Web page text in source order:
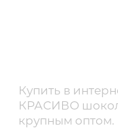
Купить в
КРАСИВО
крупным оптом.